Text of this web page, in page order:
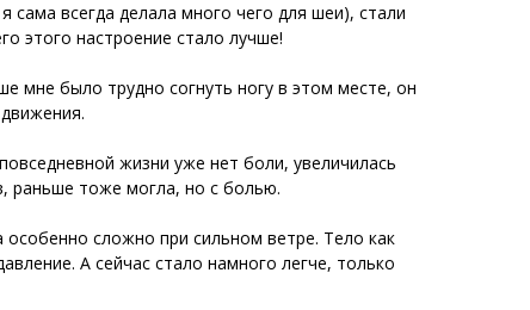
всегда делала много чего для шеи), стали
этого настроение стало лучше!
мне было трудно согнуть ногу в этом месте, он
жизни уже нет боли, увеличилась
раньше тоже могла, но с болью.
сложно при сильном ветре. Тело как
А сейчас стало намного легче, только